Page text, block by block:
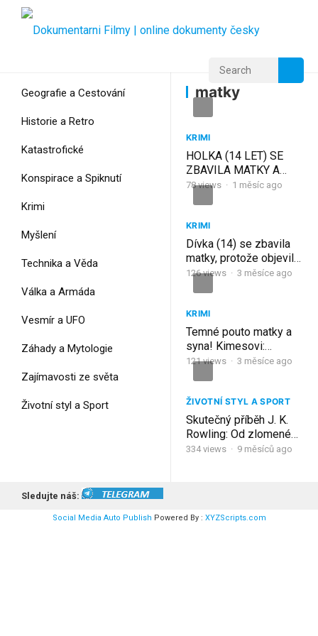
Geografie a Cestování
Historie a Retro
Katastrofické
Konspirace a Spiknutí
Krimi
Myšlení
Technika a Věda
Válka a Armáda
Vesmír a UFO
Záhady a Mytologie
Zajímavosti ze světa
Životní styl a Sport
matky
matky
KRIMI
HOLKA (14 LET) SE
ZBAVILA MATKY A
MÁLEM I TÁTY –
78views · 1 měsíc ago
KRIMI
Dívka (14) se zbavila
matky, protože objevila
její tajemství! Případ
126views · 3 měsíce ago
KRIMI
Temné pouto matky a
syna! Kimesovi:
Partneři v zločinu
121views · 3 měsíce ago
ŽIVOTNÍ STYL A SPORT
Skutečný příběh J. K.
Rowling: Od zlomené
matky k miliardářce!
334views · 9 měsíců ago
Sledujte náš:
Social Media Auto Publish Powered By : XYZScripts.com